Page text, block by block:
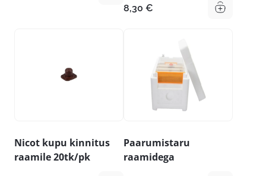
8,30 €
Nicot kupu kinnitus
raamile 20tk/pk
Paarumistaru
raamidega